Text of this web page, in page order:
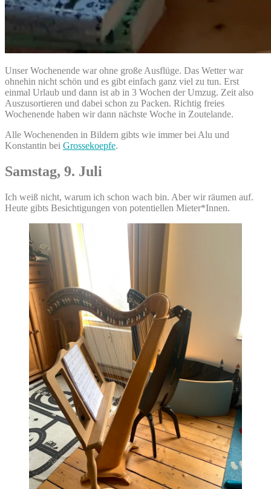
Unser Wochenende war ohne große Ausflüge. Das Wetter war
ohnehin nicht schön und es gibt einfach ganz viel zu tun. Erst
einmal Urlaub und dann ist ab in 3 Wochen der Umzug. Zeit also
Auszusortieren und dabei schon zu Packen. Richtig freies
Wochenende haben wir dann nächste Woche in Zoutelande.
Alle Wochenenden in Bildern gibts wie immer bei Alu und
Konstantin bei Grossekoepfe.
Samstag, 9. Juli
Ich weiß nicht, warum ich schon wach bin. Aber wir räumen auf.
Heute gibts Besichtigungen von potentiellen Mieter*Innen.